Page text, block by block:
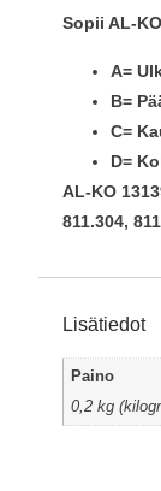
Sopii AL-
A=
B=
C=
D=
AL-KO
811.304,
Lisätiedot
Paino
0,2 kg